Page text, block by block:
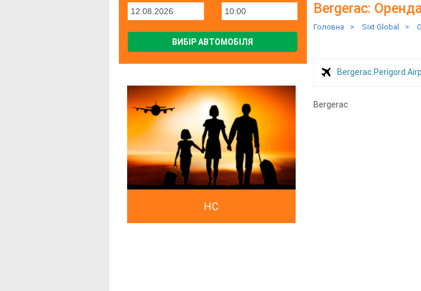
ВИБІР АВТОМОБІЛЯ
HC
Bergerac:
Головна > Sixt Global >
Bergerac Perigord
Bergerac